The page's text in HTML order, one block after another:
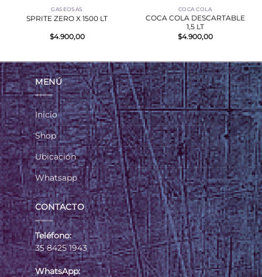
GASEOSAS
SPRITE ZERO X 1500 LT
$4.900,00
COCA COLA
COCA COLA DESCARTABLE
1,5 LT
$4.900,00
MENÚ
Inicio
Shop
Ubicación
Whatsapp
CONTACTO
Teléfono:
35 8425 1943
WhatsApp: